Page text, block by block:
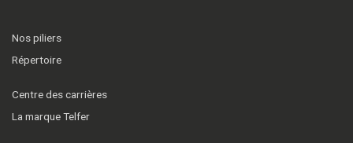
Nos piliers
Répertoire
Centre des carrières
La marque Telfer